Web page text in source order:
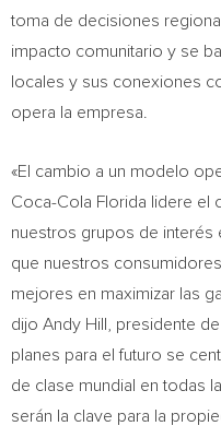
toma de decisiones
impacto comunitario y se
locales y sus conexiones
opera la empresa.
«El cambio a un modelo
Coca-Cola Florida lidere el
nuestros grupos de interés
que nuestros
mejores en maximizar las
dijo Andy Hill, presidente
planes para el futuro se
de clase mundial en todas
serán la clave para la